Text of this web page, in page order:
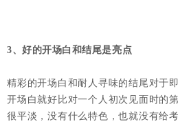
3、好的开场白和结尾是亮点
精彩的开场白和耐人寻味的结尾对于
开场白就好比对一个人初次见面时的
很平淡，没有什么特色，也就没有给